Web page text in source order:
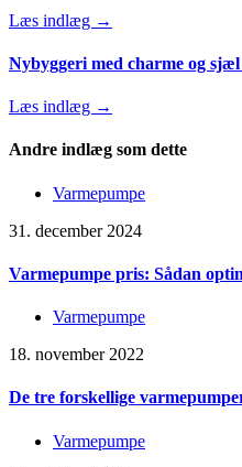
Læs indlæg →
Nybyggeri med charme og
Læs indlæg →
Andre indlæg som dette
Varmepumpe
31. december 2024
Varmepumpe pris: Sådan
Varmepumpe
18. november 2022
De tre forskellige
Varmepumpe